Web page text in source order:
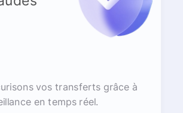
vos transferts grâce à
en temps réel.